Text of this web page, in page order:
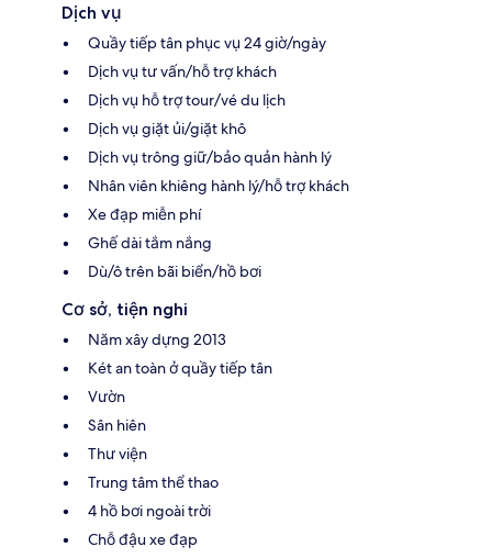
Dịch vụ
Quầy tiếp tân phục vụ 24 giờ/ngày
Dịch vụ tư vấn/hỗ trợ khách
Dịch vụ hỗ trợ tour/vé du lịch
Dịch vụ giặt ủi/giặt khô
Dịch vụ trông giữ/bảo quản hành lý
Nhân viên khiêng hành lý/hỗ trợ khách
Xe đạp miễn phí
Ghế dài tắm nắng
Dù/ô trên bãi biển/hồ bơi
Cơ sở, tiện nghi
Năm xây dựng 2013
Két an toàn ở quầy tiếp tân
Vườn
Sân hiên
Thư viện
Trung tâm thể thao
4 hồ bơi ngoài trời
Chỗ đậu xe đạp